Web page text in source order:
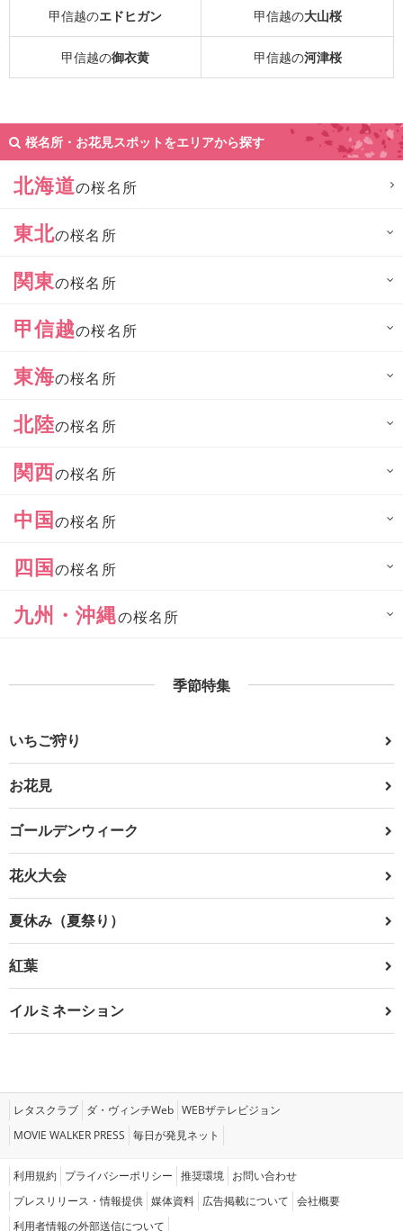
甲信越のエドヒガン 甲信越の大山桜
甲信越の御衣黄 甲信越の河津桜
桜名所・お花見スポットをエリアから探す
北海道の桜名所
東北の桜名所
関東の桜名所
甲信越の桜名所
東海の桜名所
北陸の桜名所
関西の桜名所
中国の桜名所
四国の桜名所
九州・沖縄の桜名所
季節特集
いちご狩り
お花見
ゴールデンウィーク
花火大会
夏休み（夏祭り）
紅葉
イルミネーション
レタスクラブ ダ・ヴィンチWeb WEBザテレビジョン
MOVIE WALKER PRESS 毎日が発見ネット
利用規約 プライバシーポリシー 推奨環境 お問い合わせ
プレスリリース・情報提供 媒体資料 広告掲載について 会社概要
利用者情報の外部送信について